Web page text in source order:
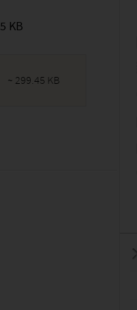
KB
~ 299.45 KB